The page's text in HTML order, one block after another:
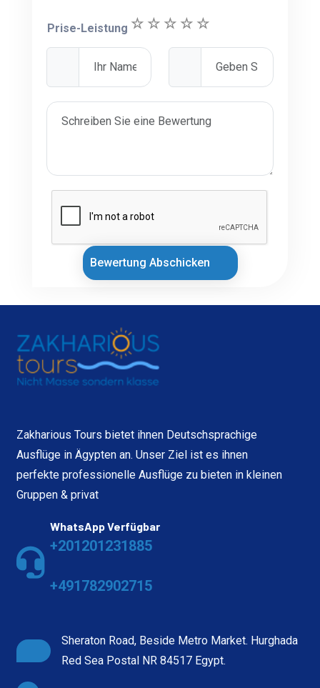
Prise-Leistung
Bewertung Abschicken
Zakharious Tours bietet ihnen Deutschsprachige
Ausflüge in Ägypten an. Unser Ziel ist es ihnen
perfekte professionelle Ausflüge zu bieten in kleinen
Gruppen & privat
WhatsApp Verfügbar
+201201231885
+491782902715
Sheraton Road, Beside Metro Market. Hurghada
Red Sea Postal NR 84517 Egypt.